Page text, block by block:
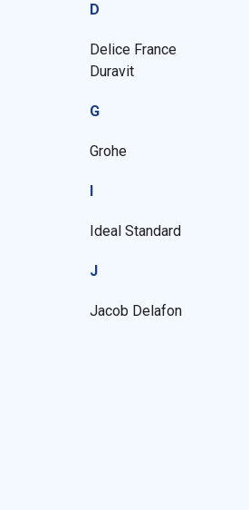
D
Delice France
Duravit
G
Grohe
I
Ideal Standard
J
Jacob Delafon